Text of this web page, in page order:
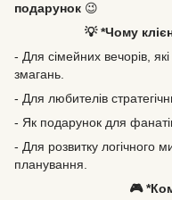
подарунок 😉
💡 *Чому
- Для сімейних вечорів,
змагань.
- Для любителів
- Як подарунок для фанатів
- Для розвитку логічного
планування.
🎮